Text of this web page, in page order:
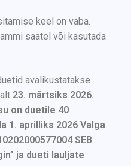
keel on vaba.
saatel või kasutada
avalikustatakse
23. märtsiks 2026.
on duetile 40
1. aprilliks 2026 Valga
SEB
ja dueti lauljate